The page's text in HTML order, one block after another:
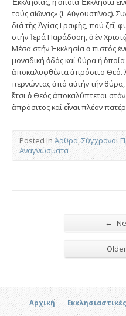
τούς αἰῶνας» (ἱ. Αὐγουστῖνος).
διά τῆς Ἁγίας Γραφῆς, πού ζεῖ,
στήν Ἱερά Παράδοση, ὁ ἐν
Μέσα στήν Ἐκκλησία ὁ πιστός
μοναδική ὁδός καί θύρα ἡ
ἀποκαλυφθέντα ἀπρόσιτο Θεό.
περνώντας ἀπό αὐτήν τήν
ἔτσι ὁ Θεός ἀποκαλύπτεται
ἀπρόσιτος καί εἶναι πλέον
Posted in Άρθρα,Σύγχρονοι
Αναγνώσματα
←
Αρχική